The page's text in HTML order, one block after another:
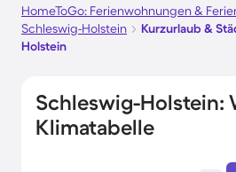
HomeToGo: Ferienwohnungen &
Schleswig-Holstein
Kurzurlaub &
Holstein
Schleswig-Holstein:
Klimatabelle